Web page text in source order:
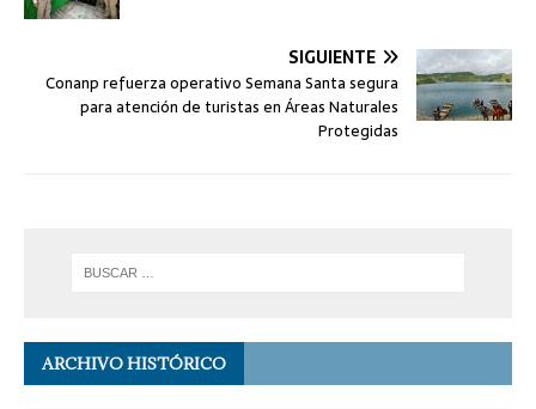
SIGUIENTE
Conanp refuerza operativo Semana Santa segura
para atención de turistas en Áreas Naturales
Protegidas
ARCHIVO HISTÓRICO